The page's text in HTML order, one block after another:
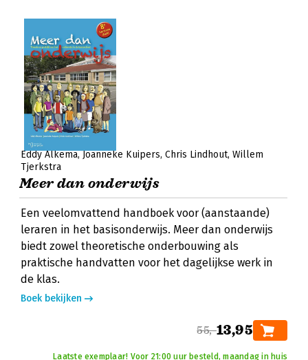
Eddy Alkema Joanneke Kuipers Chris Lindhout Willem
Tjerkstra
Meer dan onderwijs
Een veelomvattend handboek voor (aanstaande)
leraren in het basisonderwijs. Meer dan onderwijs
biedt zowel theoretische onderbouwing als
praktische handvatten voor het dagelijkse werk in
de klas.
Boek bekijken
55,-13,95
Laatste exemplaar! Voor 21:00 uur besteld, maandag in huis